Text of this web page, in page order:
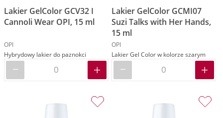
Lakier GelColor GCV32 I
Cannoli Wear OPI, 15 ml
OPI
Hybrydowy lakier do paznokci
Lakier GelColor GCMI07
Suzi Talks with Her Hands,
15 ml
OPI
Lakier Gel Color w kolorze szarym